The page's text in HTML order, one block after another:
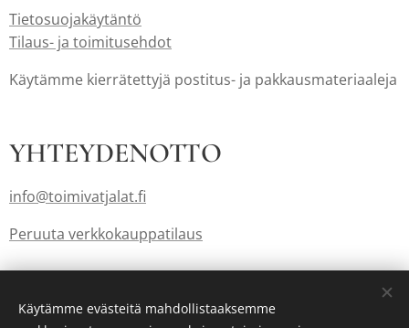
Tietosuojakäytäntö
Tilaus- ja toimitusehdot
Käytämme kierrätettyjä postitus- ja pakkausmateriaaleja
YHTEYDENOTTO
info@toimivatjalat.fi
Peruuta verkkokauppatilaus
Käytämme evästeitä mahdollistaaksemme